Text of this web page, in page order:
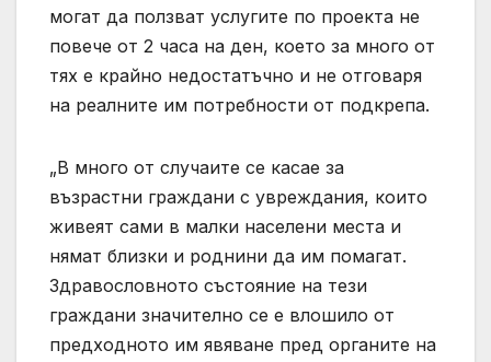
могат да ползват услугите по проекта не
повече от 2 часа на ден, което за много от
тях е крайно недостатъчно и не отговаря
на реалните им потребности от подкрепа.
„В много от случаите се касае за
възрастни граждани с увреждания, които
живеят сами в малки населени места и
нямат близки и роднини да им помагат.
Здравословното състояние на тези
граждани значително се е влошило от
предходното им явяване пред органите на